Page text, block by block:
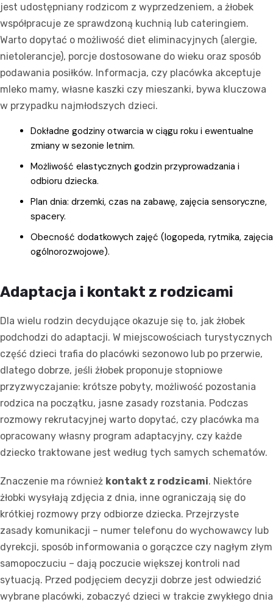
jest udostępniany rodzicom z wyprzedzeniem, a żłobek
współpracuje ze sprawdzoną kuchnią lub cateringiem.
Warto dopytać o możliwość diet eliminacyjnych (alergie,
nietolerancje), porcje dostosowane do wieku oraz sposób
podawania posiłków. Informacja, czy placówka akceptuje
mleko mamy, własne kaszki czy mieszanki, bywa kluczowa
w przypadku najmłodszych dzieci.
Dokładne godziny otwarcia w ciągu roku i ewentualne
zmiany w sezonie letnim.
Możliwość elastycznych godzin przyprowadzania i
odbioru dziecka.
Plan dnia: drzemki, czas na zabawę, zajęcia sensoryczne,
spacery.
Obecność dodatkowych zajęć (logopeda, rytmika, zajęcia
ogólnorozwojowe).
Adaptacja i kontakt z rodzicami
Dla wielu rodzin decydujące okazuje się to, jak żłobek
podchodzi do adaptacji. W miejscowościach turystycznych
część dzieci trafia do placówki sezonowo lub po przerwie,
dlatego dobrze, jeśli żłobek proponuje stopniowe
przyzwyczajanie: krótsze pobyty, możliwość pozostania
rodzica na początku, jasne zasady rozstania. Podczas
rozmowy rekrutacyjnej warto dopytać, czy placówka ma
opracowany własny program adaptacyjny, czy każde
dziecko traktowane jest według tych samych schematów.
Znaczenie ma również kontakt z rodzicami. Niektóre
żłobki wysyłają zdjęcia z dnia, inne ograniczają się do
krótkiej rozmowy przy odbiorze dziecka. Przejrzyste
zasady komunikacji – numer telefonu do wychowawcy lub
dyrekcji, sposób informowania o gorączce czy nagłym złym
samopoczuciu – dają poczucie większej kontroli nad
sytuacją. Przed podjęciem decyzji dobrze jest odwiedzić
wybrane placówki, zobaczyć dzieci w trakcie zwykłego dnia